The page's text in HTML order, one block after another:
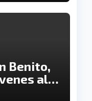
Benito,
al